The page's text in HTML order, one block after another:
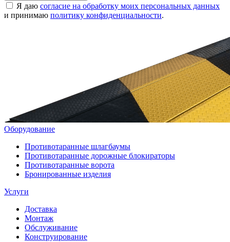
Я даю согласие на обработку моих персональных данных
и принимаю политику конфиденциальности.
Оборудование
Противотаранные шлагбаумы
Противотаранные дорожные блокираторы
Противотаранные ворота
Бронированные изделия
Услуги
Доставка
Монтаж
Обслуживание
Конструирование